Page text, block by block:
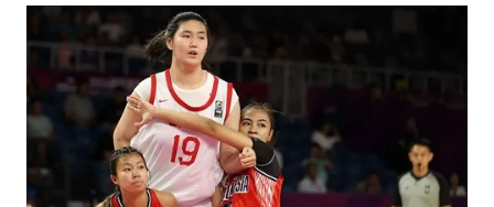
WN
MADURA
SURABAYA